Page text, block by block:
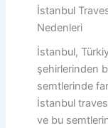
İstanbul
Nedenleri
İstanbul,
şehirlerinden
semtlerinde
İstanbul
ve bu